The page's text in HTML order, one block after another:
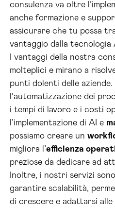
consulenza va oltre
anche formazione e
assicurare che tu possa
vantaggio dalla tecnologia
I vantaggi della nostra
molteplici e mirano a
punti dolenti delle
l’automatizzazione dei
i tempi di lavoro e i costi
l’implementazione di AI e
possiamo creare un
migliora l’efficienza
preziose da dedicare ad
Inoltre, i nostri servizi
garantire scalabilità,
di crescere e adattarsi alle